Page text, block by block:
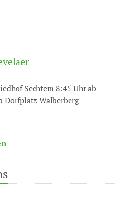
Sechtem 8:45 Uhr ab
Dorfplatz Walberberg